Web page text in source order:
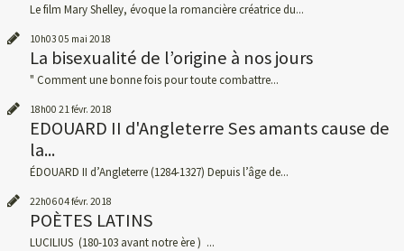
Le film Mary Shelley, évoque la romancière créatrice du...
10h03 05 mai 2018
La bisexualité de l’origine à nos jours
" Comment une bonne fois pour toute combattre...
18h00 21févr. 2018
EDOUARD II d'Angleterre Ses amants cause de
la...
ÉDOUARD II d’Angleterre (1284-1327) Depuis l’âge de...
22h0604févr. 2018
POÈTES LATINS
LUCILIUS (180-103 avant notre ère ) ...